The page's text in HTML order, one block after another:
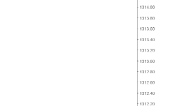
利益は前年同期比13.4倍に。